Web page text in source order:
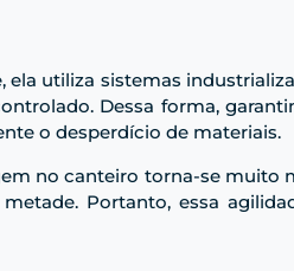
utiliza sistemas
Dessa forma,
o desperdício de materiais.
no canteiro torna-se muito
Portanto, essa